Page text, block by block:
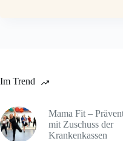
Im Trend
Mama Fit –
mit Zuschuss der
Krankenkassen